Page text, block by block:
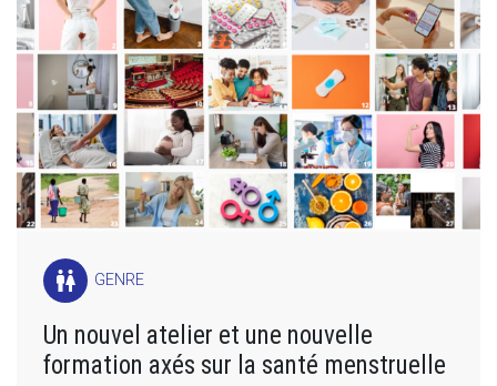
wc GENRE
Un nouvel atelier et une nouvelle
formation axés sur la santé menstruelle